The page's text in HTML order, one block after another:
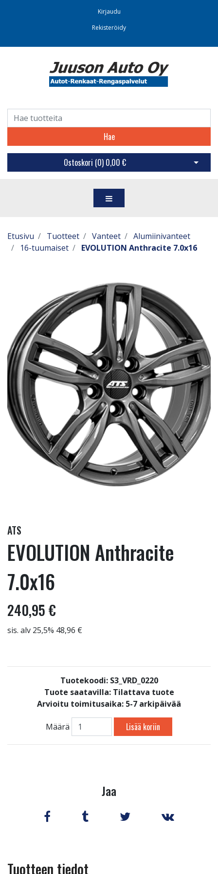
Kirjaudu
Rekisteröidy
Hae
Ostoskori (0) 0,00 € Avaa
Etusivu Tuotteet Vanteet
Alumiinivanteet
16-tuumaiset
EVOLUTION Anthracite 7.0x16
ATS
EVOLUTION Anthracite
7.0x16
240,95 €
sis. alv 25,5% 48,96 €
Tuotekoodi: S3_VRD_0220
Tuote saatavilla: Tilattava tuote
Arvioitu toimitusaika: 5-7 arkipäivää
Määrä Lisää koriin
Jaa
Tuotteen tiedot